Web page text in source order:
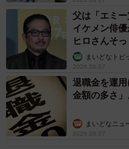
父は「エミ
イケメン俳
ヒロさんそ
まいどなトピ
2026.08.07
退職金を運
金額の多さ
まいどなニュ
2026.08.07